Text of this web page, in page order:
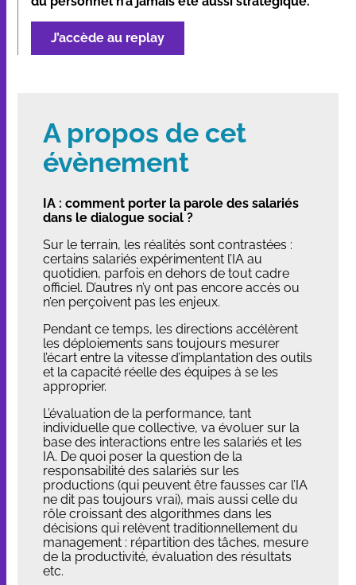
J’accède au replay
A propos de cet
évènement
IA : comment porter la parole des salariés
dans le dialogue social ?
Sur le terrain, les réalités sont contrastées :
certains salariés expérimentent l’IA au
quotidien, parfois en dehors de tout cadre
officiel. D’autres n’y ont pas encore accès ou
n’en perçoivent pas les enjeux.
Pendant ce temps, les directions accélèrent
les déploiements sans toujours mesurer
l’écart entre la vitesse d’implantation des outils
et la capacité réelle des équipes à se les
approprier.
L’évaluation de la performance, tant
individuelle que collective, va évoluer sur la
base des interactions entre les salariés et les
IA. De quoi poser la question de la
responsabilité des salariés sur les
productions (qui peuvent être fausses car l’IA
ne dit pas toujours vrai), mais aussi celle du
rôle croissant des algorithmes dans les
décisions qui relèvent traditionnellement du
management : répartition des tâches, mesure
de la productivité, évaluation des résultats
etc.